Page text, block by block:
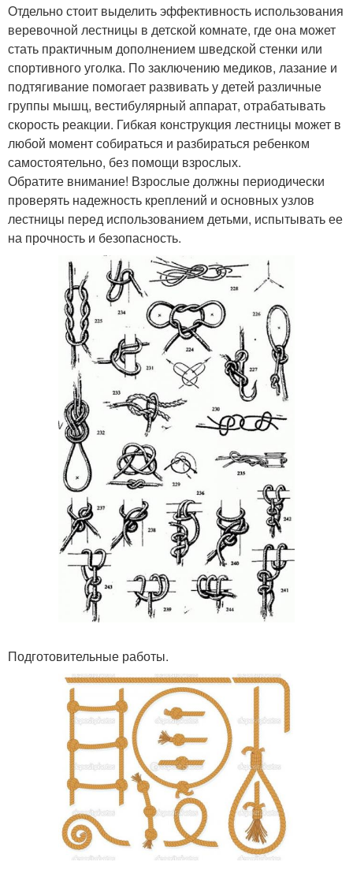
Отдельно стоит выделить эффективность использования
веревочной лестницы в детской комнате, где она может
стать практичным дополнением шведской стенки или
спортивного уголка. По заключению медиков, лазание и
подтягивание помогает развивать у детей различные
группы мышц, вестибулярный аппарат, отрабатывать
скорость реакции. Гибкая конструкция лестницы может в
любой момент собираться и разбираться ребенком
самостоятельно, без помощи взрослых.
Обратите внимание! Взрослые должны периодически
проверять надежность креплений и основных узлов
лестницы перед использованием детьми, испытывать ее
на прочность и безопасность.
Подготовительные работы.